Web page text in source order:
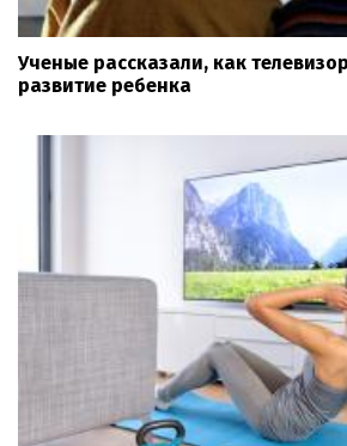
Ученые рассказали, как
развитие ребенка